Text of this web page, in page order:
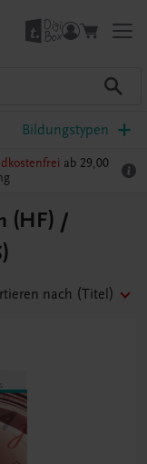
Bildungstypen
ab 29,00
(HF) /
nach (Titel)